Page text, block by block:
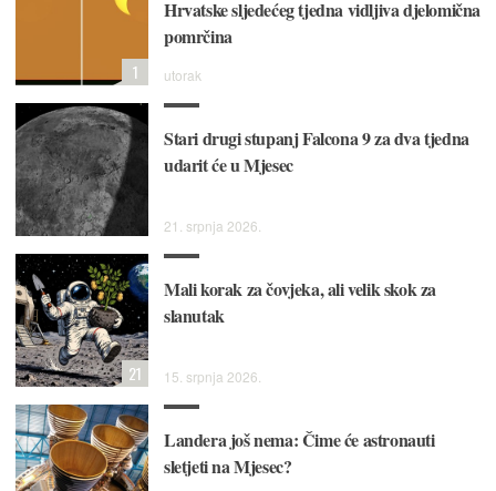
Hrvatske sljedećeg tjedna vidljiva djelomična
pomrčina
utorak
1
Stari drugi stupanj Falcona 9 za dva tjedna
udarit će u Mjesec
21. srpnja 2026.
Mali korak za čovjeka, ali velik skok za
slanutak
15. srpnja 2026.
21
Landera još nema: Čime će astronauti
sletjeti na Mjesec?